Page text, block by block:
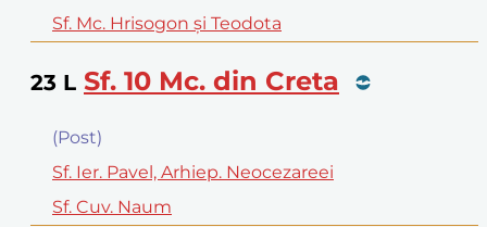
Sf. Mc. Hrisogon şi Teodota
23 L Sf. 10 Mc. din Creta
(Post)
Sf. Ier. Pavel, Arhiep. Neocezareei
Sf. Cuv. Naum